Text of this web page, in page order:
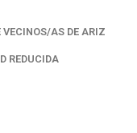
AS DE ARIZ
REDUCIDA